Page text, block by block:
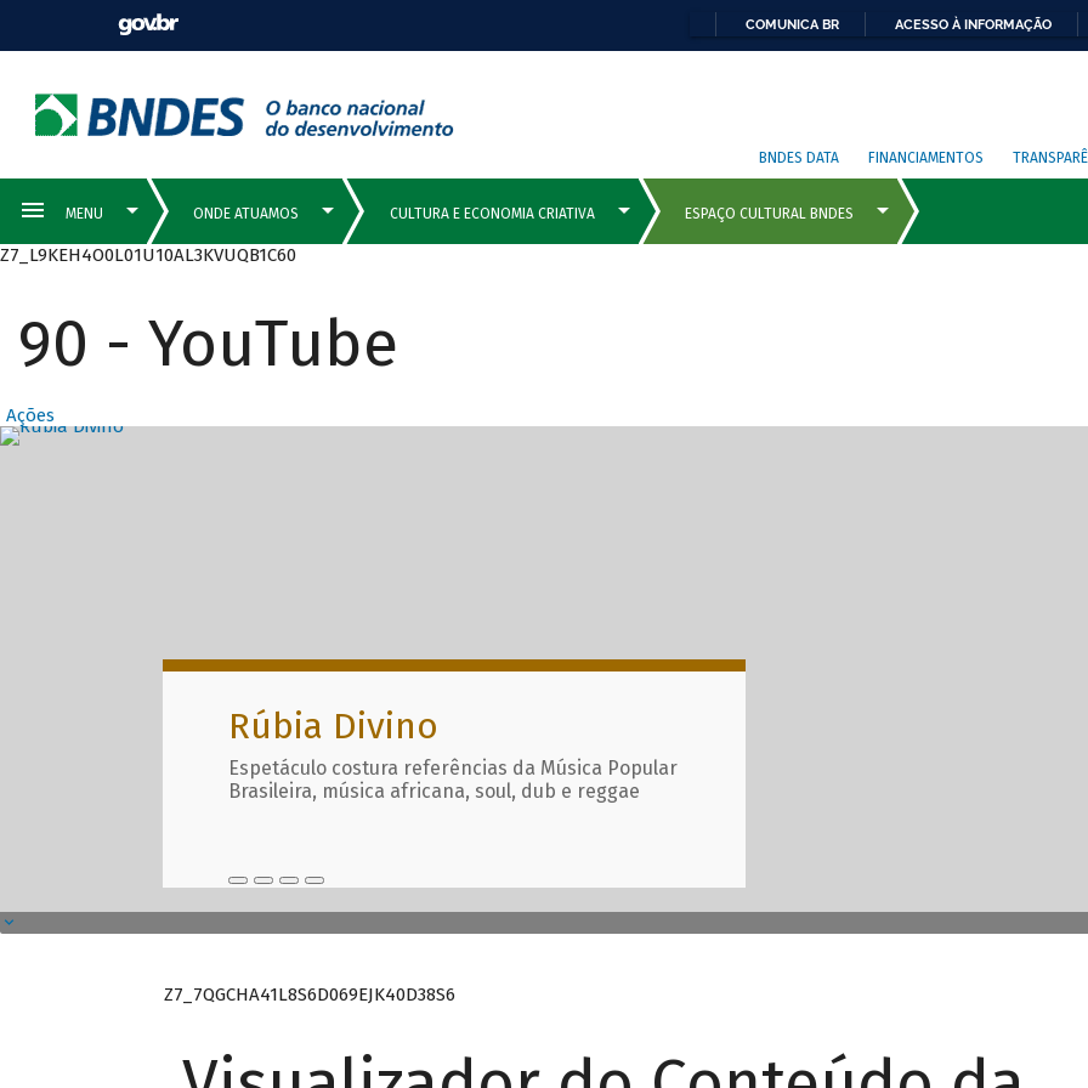
COMUNICA BR ACESSO À INFORMAÇÃO
BNDES DATA FINANCIAMENTOS
Z7_L9KEH4O0L01U10AL3KVUQB1C60
90 - YouTube
Ações
Destaques Principais com
Rúbia Divino
Espetáculo costura referências da Música Popular
Brasileira, música africana, soul, dub e reggae
Z7_7QGCHA41L8S6D069EJK40D38S6